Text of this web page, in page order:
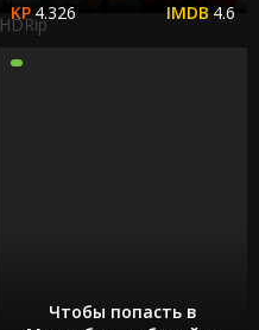
4.326 4.6
HDRip
Чтобы попасть в